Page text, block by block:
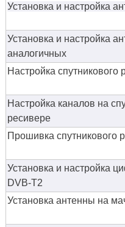
Установка и настройка
Установка и настройка
аналогичных
Настройка спутникового
Настройка каналов на
ресивере
Прошивка спутникового
Установка и настройка
DVB-T2
Установка антенны на